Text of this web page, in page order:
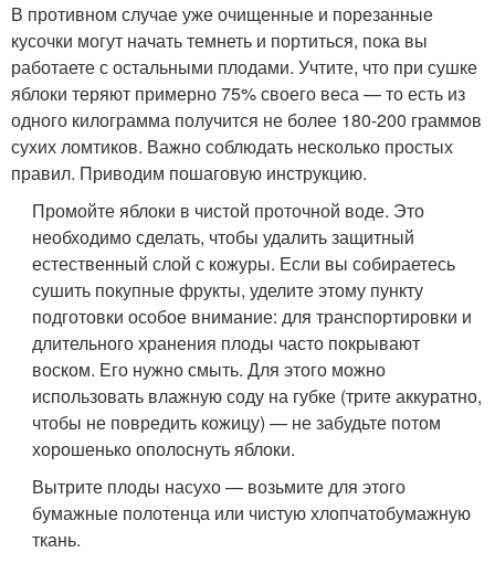
В противном случае уже очищенные и порезанные
кусочки могут начать темнеть и портиться, пока вы
работаете с остальными плодами. Учтите, что при сушке
яблоки теряют примерно 75% своего веса — то есть из
одного килограмма получится не более 180-200 граммов
сухих ломтиков. Важно соблюдать несколько простых
правил. Приводим пошаговую инструкцию.
Промойте яблоки в чистой проточной воде. Это
необходимо сделать, чтобы удалить защитный
естественный слой с кожуры. Если вы собираетесь
сушить покупные фрукты, уделите этому пункту
подготовки особое внимание: для транспортировки и
длительного хранения плоды часто покрывают
воском. Его нужно смыть. Для этого можно
использовать влажную соду на губке (трите аккуратно,
чтобы не повредить кожицу) — не забудьте потом
хорошенько ополоснуть яблоки.
Вытрите плоды насухо — возьмите для этого
бумажные полотенца или чистую хлопчатобумажную
ткань.